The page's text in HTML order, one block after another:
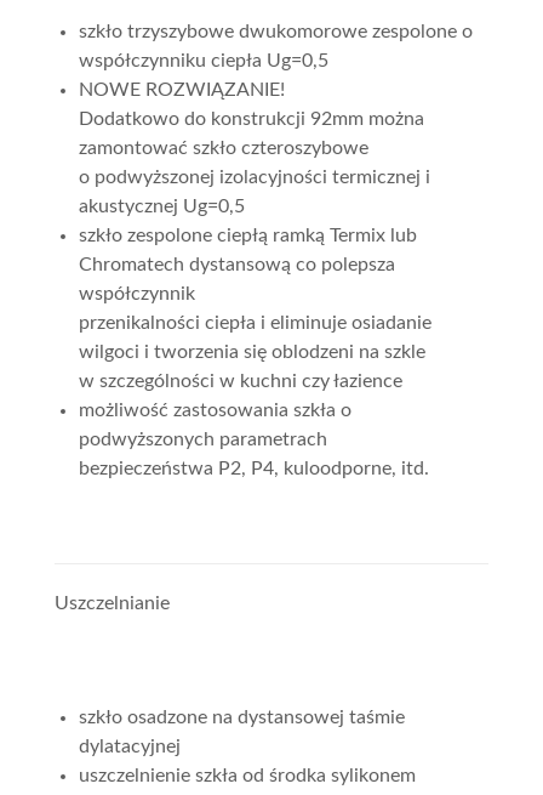
szkło trzyszybowe dwukomorowe zespolone o
współczynniku ciepła Ug=0,5
NOWE ROZWIĄZANIE!
Dodatkowo do konstrukcji 92mm można
zamontować szkło czteroszybowe
o podwyższonej izolacyjności termicznej i
akustycznej Ug=0,5
szkło zespolone ciepłą ramką Termix lub
Chromatech dystansową co polepsza
współczynnik
przenikalności ciepła i eliminuje osiadanie
wilgoci i tworzenia się oblodzeni na szkle
w szczególności w kuchni czy łazience
możliwość zastosowania szkła o
podwyższonych parametrach
bezpieczeństwa P2, P4, kuloodporne, itd.
Uszczelnianie
szkło osadzone na dystansowej taśmie
dylatacyjnej
uszczelnienie szkła od środka sylikonem